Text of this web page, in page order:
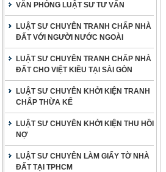
VĂN PHÒNG LUẬT SƯ TƯ VẤN
LUẬT SƯ CHUYÊN TRANH CHẤP NHÀ
ĐẤT VỚI NGƯỜI NƯỚC NGOÀI
LUẬT SƯ CHUYÊN TRANH CHẤP NHÀ
ĐẤT CHO VIỆT KIỀU TẠI SÀI GÒN
LUẬT SƯ CHUYÊN KHỞI KIỆN TRANH
CHẤP THỪA KẾ
LUẬT SƯ CHUYÊN KHỞI KIỆN THU HỒI
NỢ
LUẬT SƯ CHUYÊN LÀM GIẤY TỜ NHÀ
ĐẤT TẠI TPHCM